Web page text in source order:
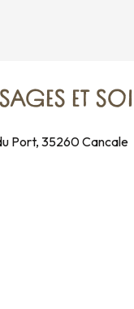
ET
Port, 35260 Cancale